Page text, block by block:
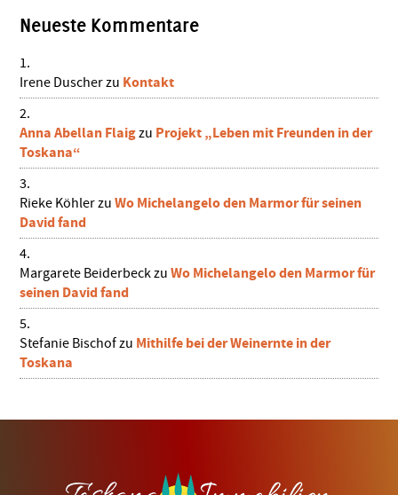
Neueste Kommentare
Irene Duscherzu Kontakt
Anna Abellan Flaigzu Projekt „Leben mit Freunden in der
Toskana“
Rieke KöhlerzuWo Michelangelo den Marmor für seinen
David fand
Margarete BeiderbeckzuWo Michelangelo den Marmor für
seinen David fand
Stefanie Bischofzu Mithilfe bei der Weinernte in der
Toskana
Footer